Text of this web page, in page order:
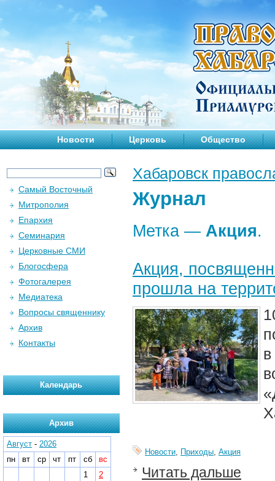
Новости Церковь Общество
Хабаровск
Журнал
Метка — Акция.
Акция,
прошла на
Новости, Приходы, Акция
Читать дальше
Самый Восточный
Митрополия
Епархия
Семинария
Церковные СМИ
Блогосфера
Фотогалерея
Медиатека
Вопросы священнику
Архив
Контакты
Календарь
Архив
Август - 2026
пн
вт ср чт пт сб
вс
1
2